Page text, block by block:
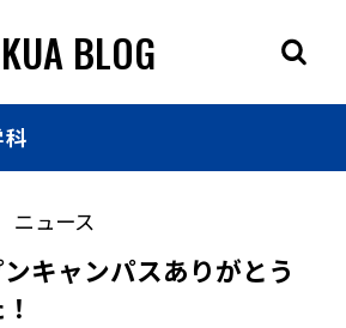
KUA BLOG
ニュース
キャンパスありがとう